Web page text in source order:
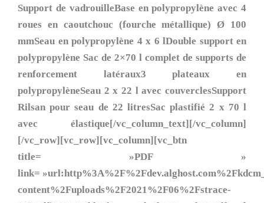
Support de vadrouilleBase en polypropylène avec 4
roues en caoutchouc (fourche métallique) Ø 100
mmSeau en polypropylène 4 x 6 lDouble support en
polypropylène Sac de 2×70 l complet de supports de
renforcement latéraux3 plateaux en
polypropylèneSeau 2 x 22 l avec couverclesSupport
Rilsan pour seau de 22 litresSac plastifié 2 x 70 l
avec élastique[/vc_column_text][/vc_column]
[/vc_row][vc_row][vc_column][vc_btn
title= »PDF »
link=
content%2Fuploads%2F2021%2F06%2Fstrace-